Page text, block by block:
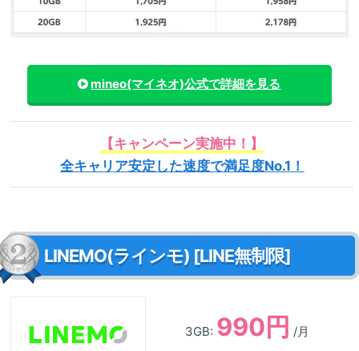
mineo(マイネオ)公式で詳細を見る
【キャンペーン実施中！】
全キャリア安定した速度で満足度No.1！
LINEMO(ラインモ) [LINE無制限]
3GB: 990円 /月